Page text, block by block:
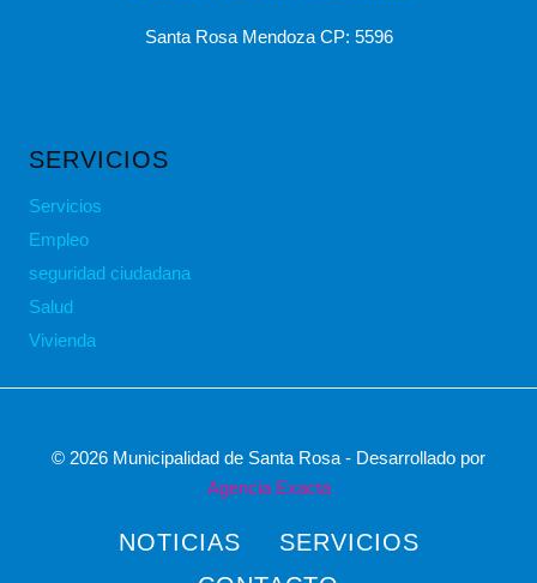
Santa Rosa Mendoza CP: 5596
SERVICIOS
Servicios
Empleo
seguridad ciudadana
Salud
Vivienda
© 2026 Municipalidad de Santa Rosa - Desarrollado por
Agencia Exacta
NOTICIAS
SERVICIOS